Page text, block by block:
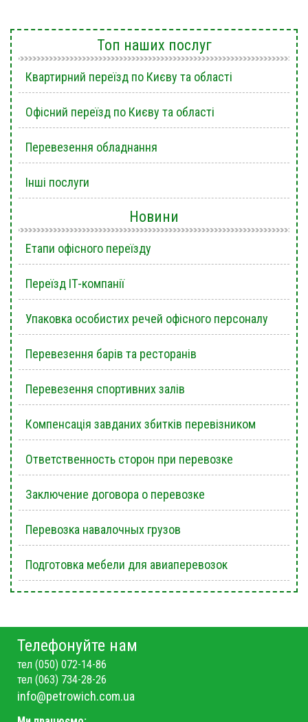
Топ наших послуг
Квартирний переїзд по Києву та області
Офісний переїзд по Києву та області
Перевезення обладнання
Інші послуги
Новини
Етапи офісного переїзду
Переїзд ІТ-компанії
Упаковка особистих речей офісного персоналу
Перевезення барів та ресторанів
Перевезення спортивних залів
Компенсація завданих збитків перевізником
Ответственность сторон при перевозке
Заключение договора о перевозке
Перевозка навалочных грузов
Подготовка мебели для авиаперевозок
Телефонуйте нам
тел (050) 072-14-86
тел (063) 734-28-26
info@petrowich.com.ua